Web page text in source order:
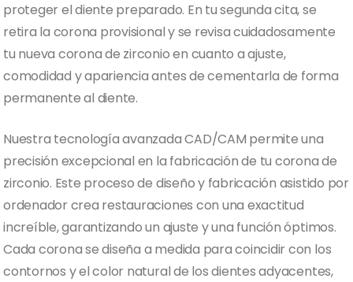
proteger el diente preparado. En tu segunda cita, se
retira la corona provisional y se revisa cuidadosamente
tu nueva corona de zirconio en cuanto a ajuste,
comodidad y apariencia antes de cementarla de forma
permanente al diente.
Nuestra tecnología avanzada CAD/CAM permite una
precisión excepcional en la fabricación de tu corona de
zirconio. Este proceso de diseño y fabricación asistido por
ordenador crea restauraciones con una exactitud
increíble, garantizando un ajuste y una función óptimos.
Cada corona se diseña a medida para coincidir con los
contornos y el color natural de los dientes adyacentes,